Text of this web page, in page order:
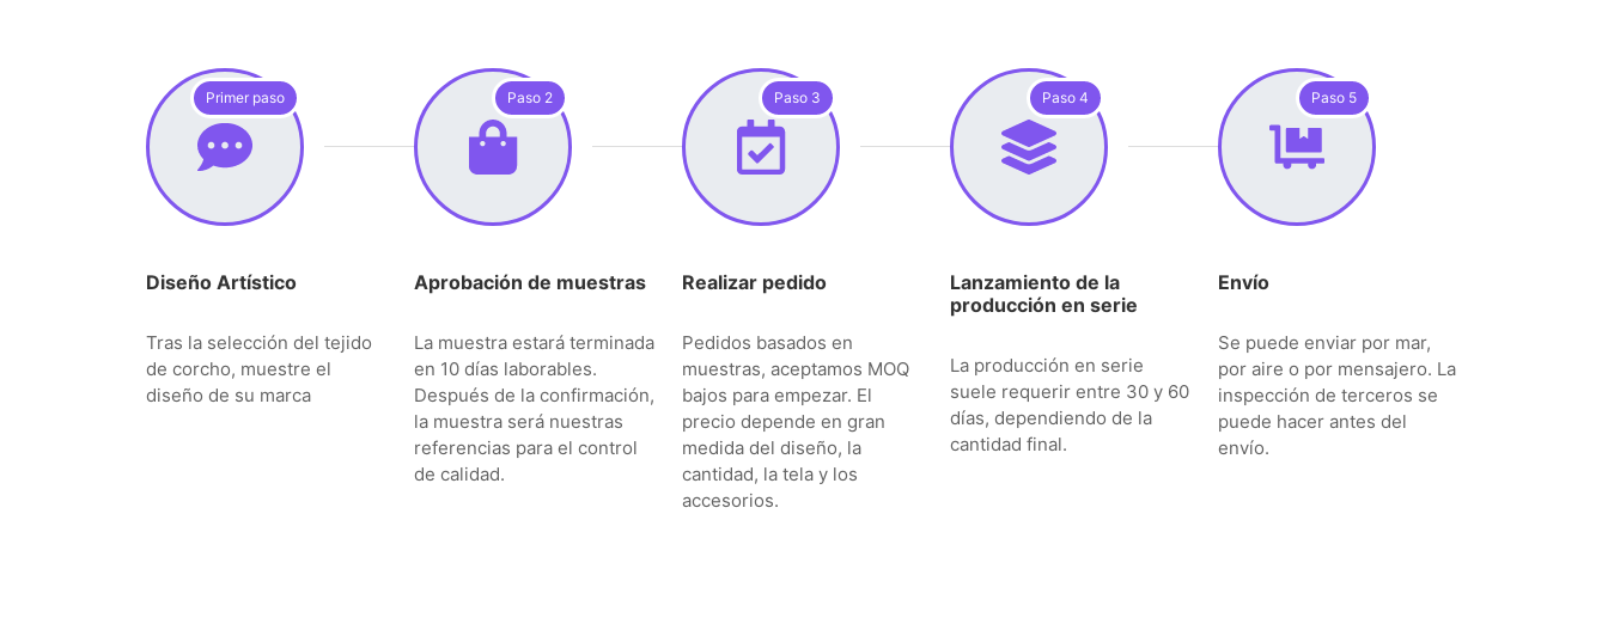
Primer paso
Diseño Artístico
Tras la selección del tejido
de corcho, muestre el
diseño de su marca
Paso 2
Aprobación de muestras
La muestra estará terminada
en 10 días laborables.
Después de la confirmación,
la muestra será nuestras
referencias para el control
de calidad.
Paso 3
Realizar pedido
Pedidos basados en
muestras, aceptamos MOQ
bajos para empezar. El
precio depende en gran
medida del diseño, la
cantidad, la tela y los
accesorios.
Paso 4
Lanzamiento de la
producción en serie
La producción en serie
suele requerir entre 30 y 60
días, dependiendo de la
cantidad final.
Paso 5
Envío
Se puede enviar por mar,
por aire o por mensajero. La
inspección de terceros se
puede hacer antes del
envío.